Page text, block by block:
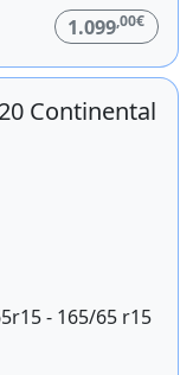
1.099,00€
Continental
- 165/65 r15